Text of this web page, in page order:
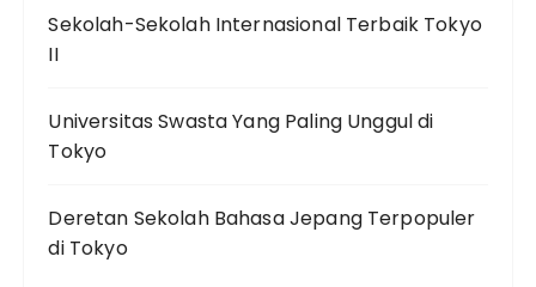
Sekolah-Sekolah Internasional Terbaik Tokyo
II
Universitas Swasta Yang Paling Unggul di
Tokyo
Deretan Sekolah Bahasa Jepang Terpopuler
di Tokyo